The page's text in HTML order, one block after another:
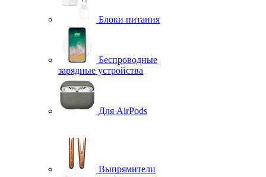
Блоки питания
Беспроводные
зарядные устройства
Для AirPods
Выпрямители